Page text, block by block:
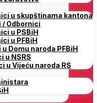
u skupštinama kantona
/ Odbornici
u PSBiH
u PFBiH
Domu naroda PFBiH
u NSRS
u Vijeću naroda RS